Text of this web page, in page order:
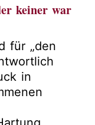
keiner war
für „den
in